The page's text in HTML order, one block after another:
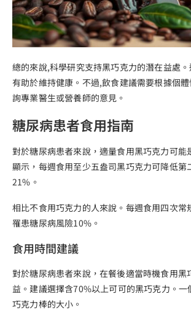
總的來說,科學研究支持黑巧克力的潛在益處
有助於維持健康。不過,飲食建議需要根據個
詢專業醫生或營養師的意見。
糖尿病患者食用指南
對於糖尿病患者來說，適量食用黑巧克力可能
顯示，每週食用至少五盎司黑巧克力可降低第
21%。
相比不食用巧克力的人來說。每週食用四次常
罹患糖尿病風險10%。
食用時間建議
對於糖尿病患者來說，在餐後適當時機食用黑
益。建議選擇含70%以上可可的黑巧克力。一
巧克力棒的大小。